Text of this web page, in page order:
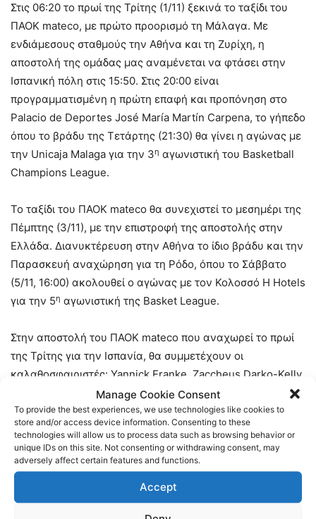
Manage Cookie Consent
To provide the best experiences, we use technologies like cookies to
store and/or access device information. Consenting to these
technologies will allow us to process data such as browsing behavior or
unique IDs on this site. Not consenting or withdrawing consent, may
adversely affect certain features and functions.
Accept
Στις 06:20 το πρωί της Τρίτης (1/11) ξεκινά το ταξίδι του
ΠΑΟΚ mateco, με πρώτο προορισμό τη Μάλαγα. Με
ενδιάμεσους σταθμούς την Αθήνα και τη Ζυρίχη, η
αποστολή της ομάδας μας αναμένεται να φτάσει στην
Ισπανική πόλη στις 15:50. Στις 20:00 είναι
προγραμματισμένη η πρώτη επαφή και προπόνηση στο
Palacio de Deportes José María Martín Carpena, το γήπεδο
όπου το βράδυ της Τετάρτης (21:30) θα γίνει η αγώνας με
την Unicaja Malaga για την 3η αγωνιστική του Basketball
Champions League.
Το ταξίδι του ΠΑΟΚ mateco θα συνεχιστεί το μεσημέρι της
Πέμπτης (3/11), με την επιστροφή της αποστολής στην
Ελλάδα. Διανυκτέρευση στην Αθήνα το ίδιο βράδυ και την
Παρασκευή αναχώρηση για τη Ρόδο, όπου το Σάββατο
(5/11, 16:00) ακολουθεί ο αγώνας με τον Κολοσσό H Hotels
για την 5η αγωνιστική της Basket League.
Στην αποστολή του ΠΑΟΚ mateco που αναχωρεί το πρωί
της Τρίτης για την Ισπανία, θα συμμετέχουν οι
καλαθοσφαιριστές: Yannick Franke, Zaccheus Darko-Kelly,
Jalen Riley, Νίκος Τσιακμάς, Jaylen Hands, Βαγγέλης
Μαργαρίτης, Tyler Polley, Διαμαντής Σαλφτσάκης,
Βασίλης Χρηστίδης, Γιώργος Καμπερίδης, Χρήστος
Σαλούστρος και Nate Renfro.
BASKETBALL ΠΑΟΚ